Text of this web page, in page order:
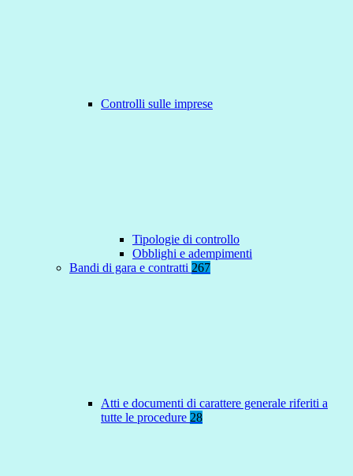
Controlli sulle imprese
Tipologie di controllo
Obblighi e adempimenti
Bandi di gara e contratti 267
Atti e documenti di carattere generale riferiti a
tutte le procedure 28